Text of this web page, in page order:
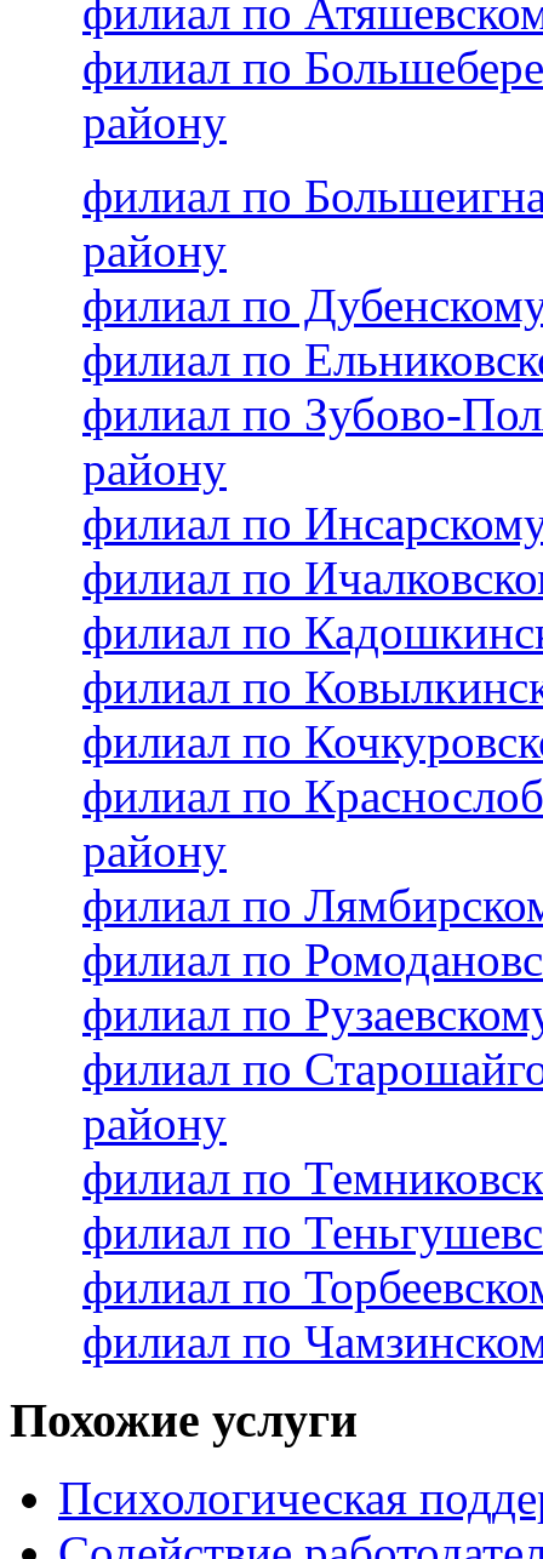
филиал по
филиал по
району
филиал по
району
филиал по
филиал по
филиал по Зубово-
району
филиал по
филиал по
филиал по
филиал по
филиал по
филиал по
району
филиал по
филиал по
филиал по
филиал по
району
филиал по
филиал по
филиал по
филиал по
Похожие услуги
Психологическая